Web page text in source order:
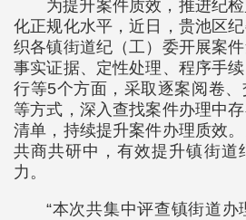
为提升案件质效，推进纪
化正规化水平，近日，贵池区
织各镇街道纪（工）委开展案
事实证据、定性处理、程序手
行等5个方面，采取逐案阅卷
等方式，深入查找案件办理中
清单，持续提升案件办理质效。
共商共研中，有效提升镇街道
力。
“本次共集中评查镇街道